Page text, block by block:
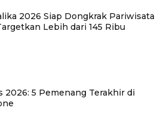
2026 Siap Dongkrak Pariwisata
Lebih dari 145 Ribu
2026: 5 Pemenang Terakhir di